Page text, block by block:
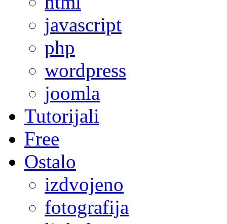
javascript
php
wordpress
joomla
Tutorijali
Free
Ostalo
izdvojeno
fotografija